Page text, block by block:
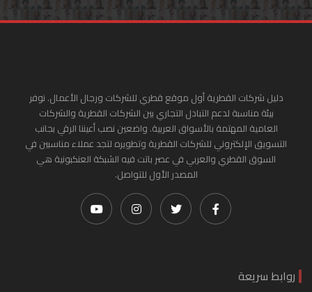
دليل شركات القطرية أول موقع قطري للشركات ورجال الأعمال. نوفر
بيئة مناسبة لدعم التبادل التجاري بين الشركات القطرية والشركات
العامية المهتمة بالأسواق العربية. واضعين نصب أعيننا الرقي بجانب
التسويق الإلكتروني للشركات القطرية وتطويره لتجد عملاء مناسبين في
السوق القطري والعربي في عصر باتت فيه الشبكة العنكبونية هي
المصدر الأول للتواصل.
روابط سريعة